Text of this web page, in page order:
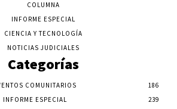
COLUMNA
INFORME ESPECIAL
CIENCIA Y TECNOLOGÍA
NOTICIAS JUDICIALES
Categorías
COMUNITARIOS
186
INFORME ESPECIAL
239